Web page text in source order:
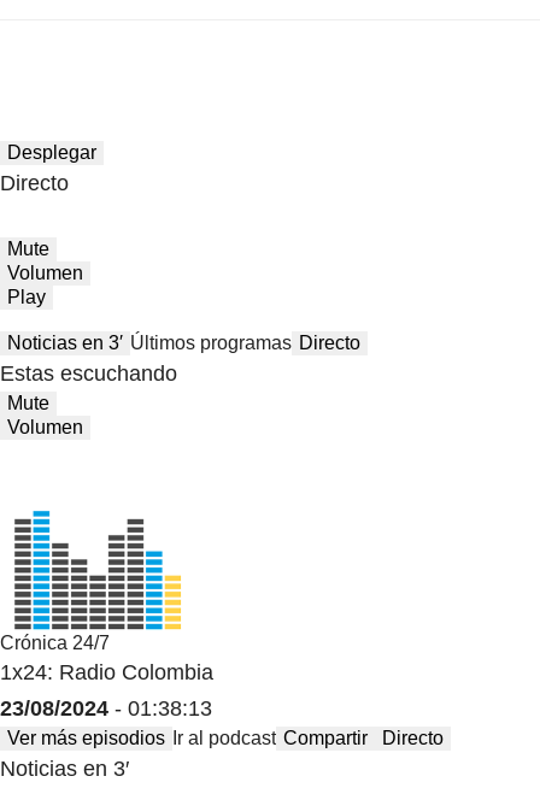
Desplegar
Directo
Mute
Volumen
Play
Noticias en 3′ Últimos programas Directo
Estas escuchando
Mute
Volumen
Crónica 24/7
1x24: Radio Colombia
23/08/2024 - 01:38:13
Ver más episodios Ir al podcast Compartir Directo
Noticias en 3′